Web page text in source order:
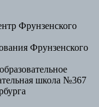
Фрунзенского
Фрунзенского
школа №367